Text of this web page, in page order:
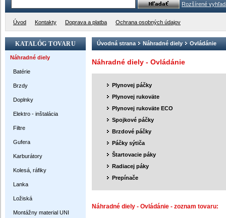
Rozšírené
Úvod Kontakty Doprava a platba Ochrana osobných údajov
KATALÓG TOVARU
Náhradné diely
Batérie
Brzdy
Doplnky
Elektro - inštalácia
Filtre
Gufera
Karburátory
Kolesá, ráfiky
Lanka
Ložiská
Montážny material UNI
Úvodná strana Náhradné diely Ovládánie
Náhradné diely - Ovládánie
Plynovej páčky
Plynovej rukoväte
Plynovej rukoväte ECO
Spojkové páčky
Brzdové páčky
Páčky sýtiča
Štartovacie páky
Radiacej páky
Prepínače
Náhradné diely - Ovládánie - zoznam tovaru: